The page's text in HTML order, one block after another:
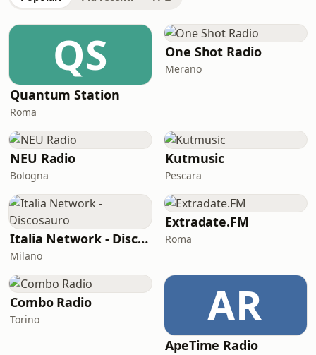
QS
Quantum Station
Roma
One Shot Radio
Merano
NEU Radio
Bologna
Kutmusic
Pescara
Italia Network - Discosauro
Milano
Extradate.FM
Roma
Combo Radio
Torino AR
ApeTime Radio